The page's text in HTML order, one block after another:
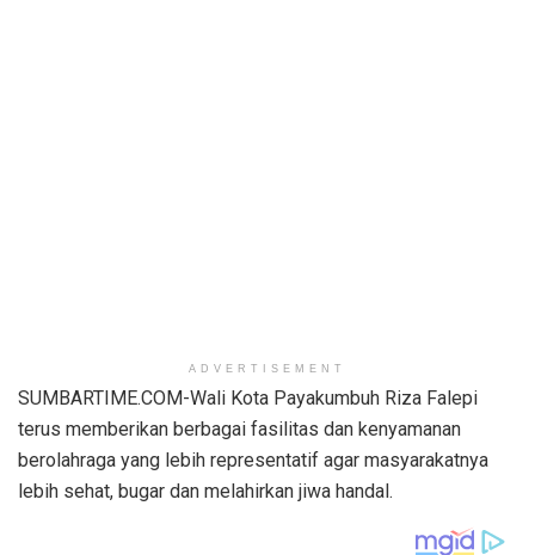
ADVERTISEMENT
SUMBARTIME.COM-Wali Kota Payakumbuh Riza Falepi
terus memberikan berbagai fasilitas dan kenyamanan
berolahraga yang lebih representatif agar masyarakatnya
lebih sehat, bugar dan melahirkan jiwa handal.